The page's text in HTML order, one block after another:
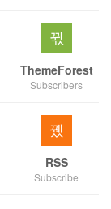
ThemeForest
Subscribers
RSS
Subscribe